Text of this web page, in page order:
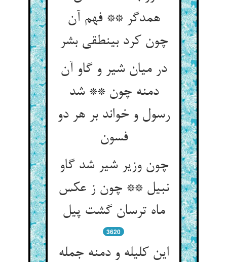
همدگر ** فهم آن
چون کرد بی‏نطقی بشر
در میان شیر و گاو آن
دمنه چون ** شد
رسول و خواند بر هر دو
فسون‏
چون وزیر شیر شد گاو
نبیل ** چون ز عکس
ماه ترسان گشت پیل‏
3620
این کلیله و دمنه جمله